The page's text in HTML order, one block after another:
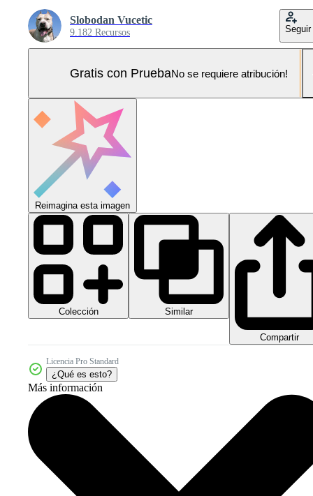
Slobodan Vucetic
9.182 Recursos Seguir
Gratis con PruebaNo se requiere atribución!
Reimagina esta imagen
Colección Similar
Compartir
Licencia Pro Standard
¿Qué es esto?
Más información